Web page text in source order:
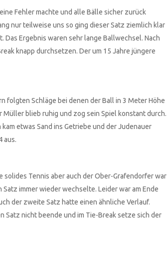
Fehler machte und alle Bälle sicher zurück
nur teilweise uns so ging dieser Satz ziemlich klar
Das Ergebnis waren sehr lange Ballwechsel. Nach
knapp durchsetzen. Der um 15 Jahre jüngere
folgten Schläge bei denen der Ball in 3 Meter Höhe
Müller blieb ruhig und zog sein Spiel konstant durch.
etwas Sand ins Getriebe und der Judenauer
aus.
solides Tennis aber auch der Ober-Grafendorfer war
immer wieder wechselte. Leider war am Ende
der zweite Satz hatte einen ähnliche Verlauf.
Satz nicht beende und im Tie-Break setze sich der